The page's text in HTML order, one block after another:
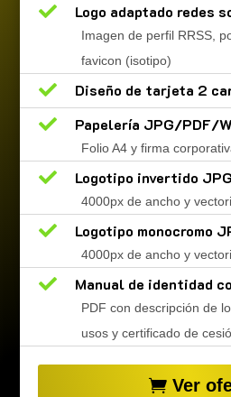
 Logo adaptado redes
Imagen de perfil RRSS,
favicon (isotipo)

Diseño de tarjeta 2

Papelería JPG/PDF/
Folio A4 y firma
 Logotipo invertido
4000px de ancho y
 Logotipo monocromo
4000px de ancho y
 Manual de identidad
PDF con descripción de
usos y certificado de
Ver